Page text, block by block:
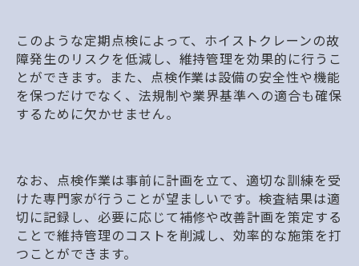
このような定期点検によって、ホイストクレーンの故
障発生のリスクを低減し、維持管理を効果的に行うこ
とができます。また、点検作業は設備の安全性や機能
を保つだけでなく、法規制や業界基準への適合も確保
するために欠かせません。
なお、点検作業は事前に計画を立て、適切な訓練を受
けた専門家が行うことが望ましいです。検査結果は適
切に記録し、必要に応じて補修や改善計画を策定する
ことで維持管理のコストを削減し、効率的な施策を打
つことができます。